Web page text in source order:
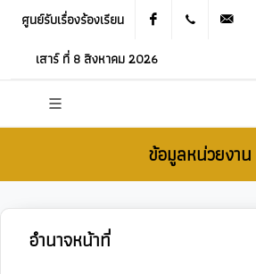
ศูนย์รับเรื่องร้องเรียน Facebook 021905536
เสาร์ ที่ 8 สิงหาคม 2026
ข้อมูลหน่วยงาน
อำนาจหน้าที่